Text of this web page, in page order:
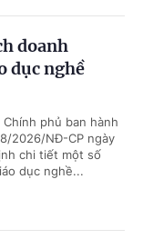
doanh
dục nghề
phủ ban hành
2026/NĐ-CP ngày
chi tiết một số
dục nghề...